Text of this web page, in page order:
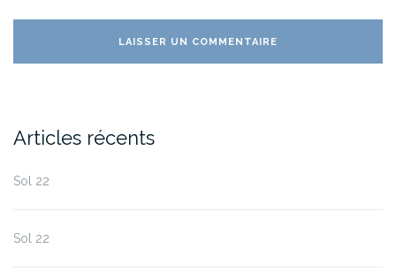
Articles récents
Sol 22
Sol 22